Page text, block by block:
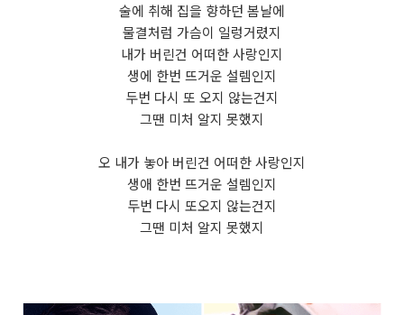
술에 취해 집을 향하던 봄날에
물결처럼 가슴이 일렁거렸지
내가 버린건 어떠한 사랑인지
생에 한번 뜨거운 설렘인지
두번 다시 또 오지 않는건지
그땐 미처 알지 못했지
오 내가 놓아 버린건 어떠한 사랑인지
생애 한번 뜨거운 설렘인지
두번 다시 또오지 않는건지
그땐 미처 알지 못했지